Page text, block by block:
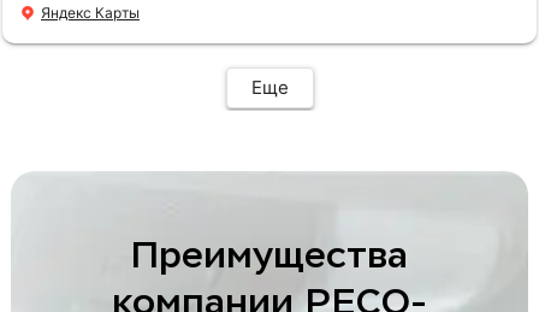
Яндекс Карты
Еще
Преимущества
компании РЕСО-